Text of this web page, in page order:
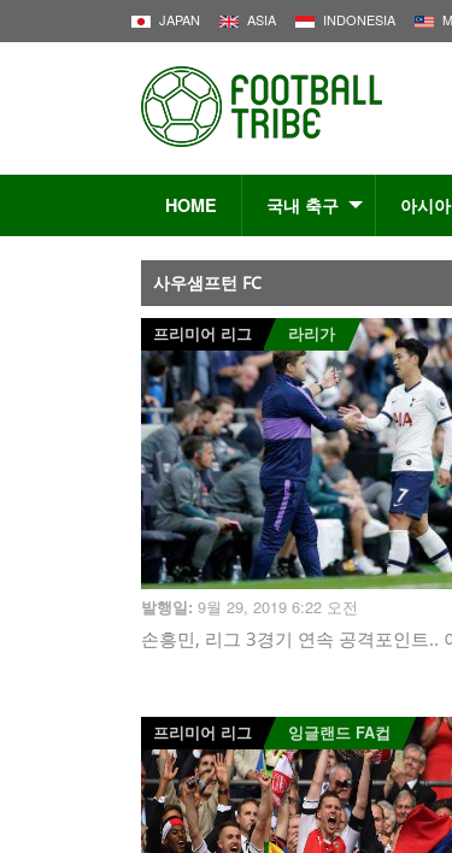
JAPAN ASIA INDONESIA
HOME 국내 축구 아시
사우샘프턴 FC
프리미어 리그 라리가
발행일: 9월 29, 2019 6:22 오전
손흥민, 리그 3경기 연속 공격포인트..
프리미어 리그 잉글랜드 FA컵